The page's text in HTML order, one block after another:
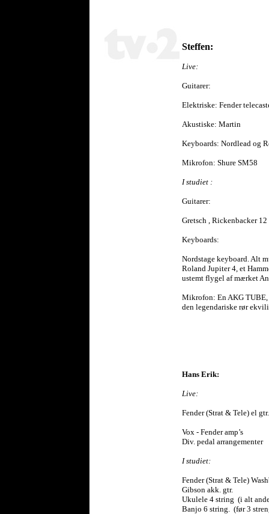
Steffen:
Live:
Guitarer:
Elektriske: Fender
Akustiske: Martin
Keyboards: Nordlead og
Mikrofon: Shure SM58
I studiet :
Guitarer:
Gretsch , Rickenbacker
Keyboards:
Nordstage keyboard. Alt
Roland Jupiter 4, et
ustemt flygel af mærket
Mikrofon: En AKG
den legendariske rør
Hans Erik:
Live:
Fender (Strat & Tele) el gtr.
Vox - Fender amp’s
Div. pedal arrangementer
I studiet:
Fender (Strat & Tele)
Gibson akk. gtr.
Ukulele 4 string (i alt
Banjo 6 string. (før 3